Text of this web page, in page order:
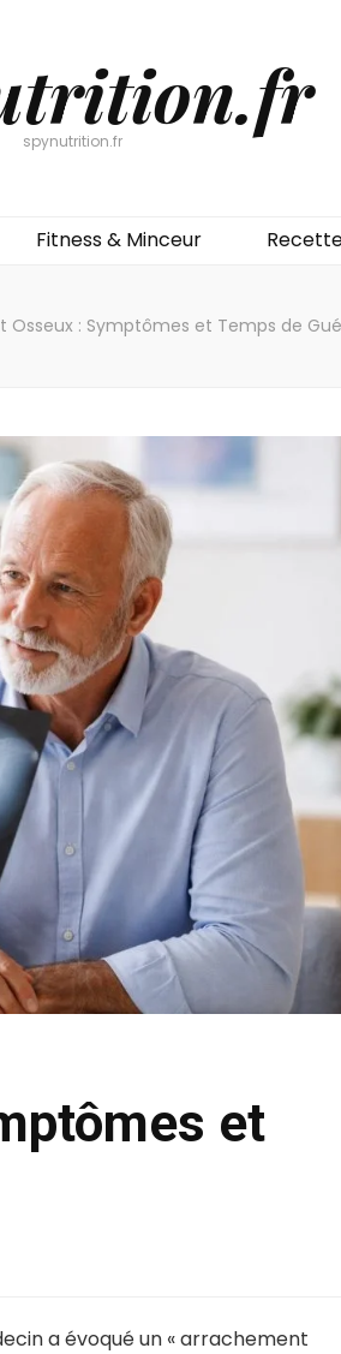
spynutrition.fr
Fitness & Minceur
Osseux : Symptômes et Temps de
et
a évoqué un « arrachement